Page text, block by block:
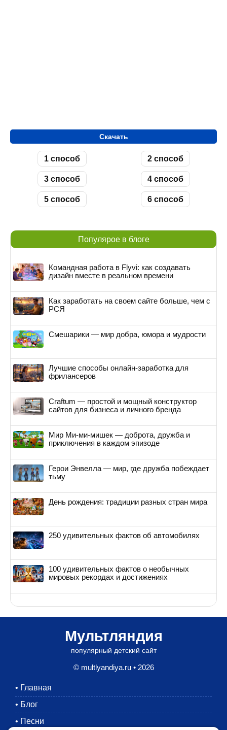
Скачать
1 способ 2 способ
3 способ 4 способ
5 способ 6 способ
Популярое в блоге
Командная работа в Flyvi: как создавать
дизайн вместе в реальном времени
Как заработать на своем сайте больше, чем с
РСЯ
Смешарики — мир добра, юмора и мудрости
Лучшие способы онлайн-заработка для
фрилансеров
Craftum — простой и мощный конструктор
сайтов для бизнеса и личного бренда
Мир Ми-ми-мишек — доброта, дружба и
приключения в каждом эпизоде
Герои Энвелла — мир, где дружба побеждает
тьму
День рождения: традиции разных стран мира
250 удивительных фактов об автомобилях
100 удивительных фактов о необычных
мировых рекордах и достижениях
Мультляндия
популярный детский сайт
© multlyandiya.ru • 2026
• Главная
• Блог
• Песни